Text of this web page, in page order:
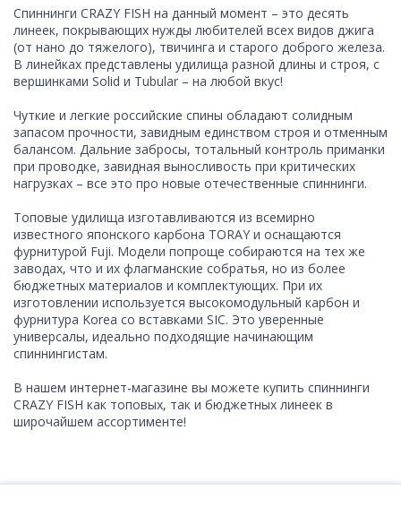
Спиннинги CRAZY FISH на данный момент – это десять
линеек, покрывающих нужды любителей всех видов джига
(от нано до тяжелого), твичинга и старого доброго железа.
В линейках представлены удилища разной длины и строя, с
вершинками Solid и Tubular – на любой вкус!
Чуткие и легкие российские спины обладают солидным
запасом прочности, завидным единством строя и отменным
балансом. Дальние забросы, тотальный контроль приманки
при проводке, завидная выносливость при критических
нагрузках – все это про новые отечественные спиннинги.
Топовые удилища изготавливаются из всемирно
известного японского карбона TORAY и оснащаются
фурнитурой Fuji. Модели попроще собираются на тех же
заводах, что и их флагманские собратья, но из более
бюджетных материалов и комплектующих. При их
изготовлении используется высокомодульный карбон и
фурнитура Korea со вставками SIC. Это уверенные
универсалы, идеально подходящие начинающим
спиннингистам.
В нашем интернет-магазине вы можете купить спиннинги
CRAZY FISH как топовых, так и бюджетных линеек в
широчайшем ассортименте!